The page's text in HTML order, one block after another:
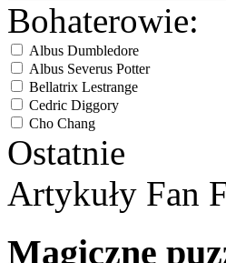
Bohaterowie:
Albus Dumbledore
Albus Severus Potter
Bellatrix Lestrange
Cedric Diggory
Cho Chang
Draco Malfoy
Dudley Dursley
Fred/George Weasley
Ginny Weasley
Godryk Gryffindor
Helga Hufflepuff
Ostatnie
Artykuły Fan
Magiczne